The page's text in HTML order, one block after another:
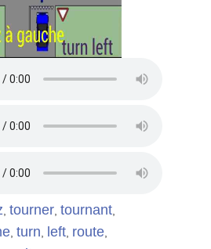
tourner, tournant,
, turn left, route,